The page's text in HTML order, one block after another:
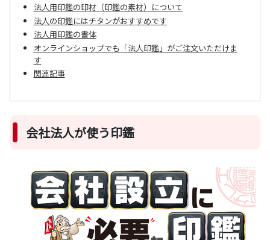
法人用印鑑の印材（印鑑の素材）について
法人の印鑑にはチタンがおすすめです
法人用印鑑の書体
オンラインショップでも「法人印鑑」がご注文いただけま
す
関連記事
会社法人が使う印鑑